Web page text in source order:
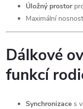
Úložný prostor
Maximální
Dálkové
funkcí
Synchronizace s